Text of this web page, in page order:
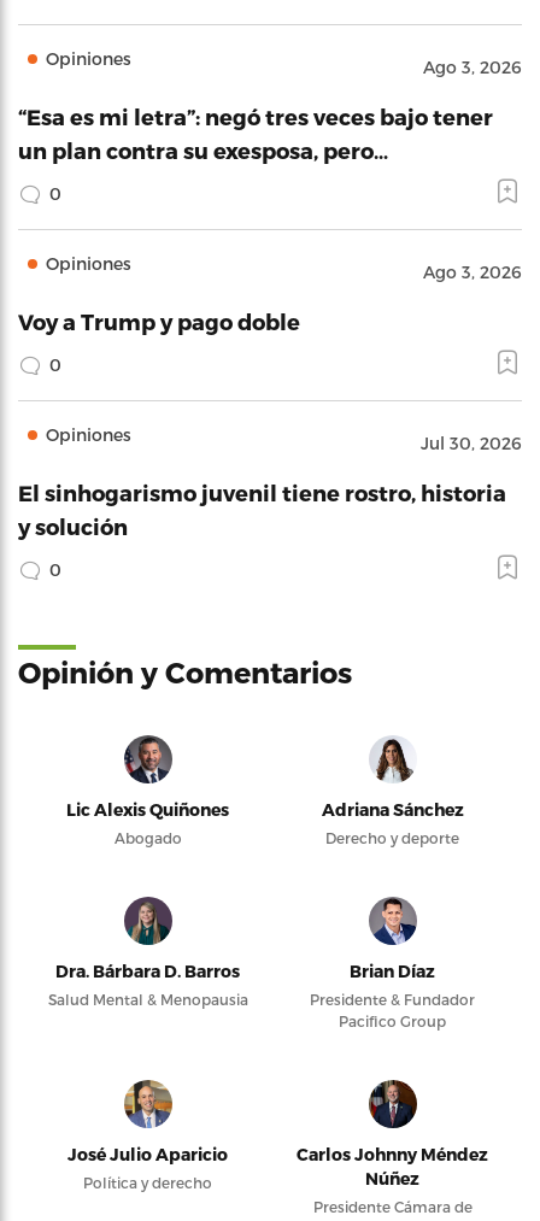
Opiniones Ago 3, 2026
“Esa es mi letra”: negó tres veces bajo tener
un plan contra su exesposa, pero…
0
Opiniones Ago 3, 2026
Voy a Trump y pago doble
0
Opiniones Jul 30, 2026
El sinhogarismo juvenil tiene rostro, historia
y solución
0
Opinión y Comentarios
Lic Alexis Quiñones
Abogado
Adriana Sánchez
Derecho y deporte
Dra. Bárbara D. Barros
Salud Mental & Menopausia
Brian Díaz
Presidente & Fundador
Pacifico Group
José Julio Aparicio
Política y derecho
Carlos Johnny Méndez
Núñez
Presidente Cámara de